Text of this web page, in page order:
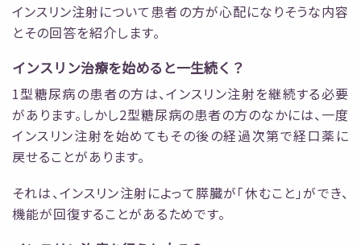
インスリン注射について患者の方が心配になりそうな内容
とその回答を紹介します。
インスリン治療を始めると一生続く？
1型糖尿病の患者の方は、インスリン注射を継続する必要
があります。しかし2型糖尿病の患者の方のなかには、一度
インスリン注射を始めてもその後の経過次第で経口薬に
戻せることがあります。
それは、インスリン注射によって膵臓が「休むこと」ができ、
機能が回復することがあるためです。